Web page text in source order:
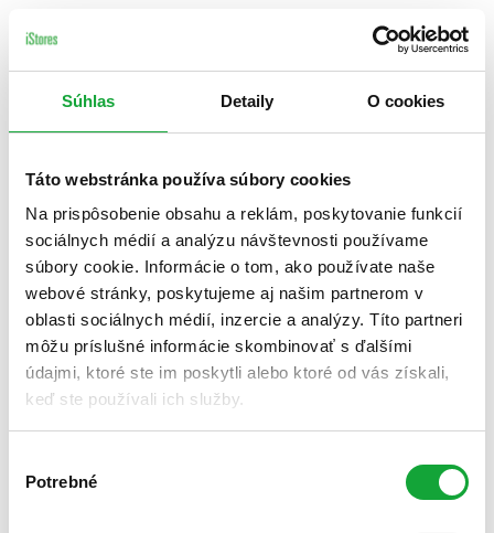
Súhlas Detaily O cookies
Táto webstránka používa súbory cookies
Na prispôsobenie obsahu a reklám, poskytovanie funkcií
sociálnych médií a analýzu návštevnosti používame
súbory cookie. Informácie o tom, ako používate naše
webové stránky, poskytujeme aj našim partnerom v
oblasti sociálnych médií, inzercie a analýzy. Títo partneri
môžu príslušné informácie skombinovať s ďalšími
údajmi, ktoré ste im poskytli alebo ktoré od vás získali,
keď ste používali ich služby.
súhlasu
Potrebné